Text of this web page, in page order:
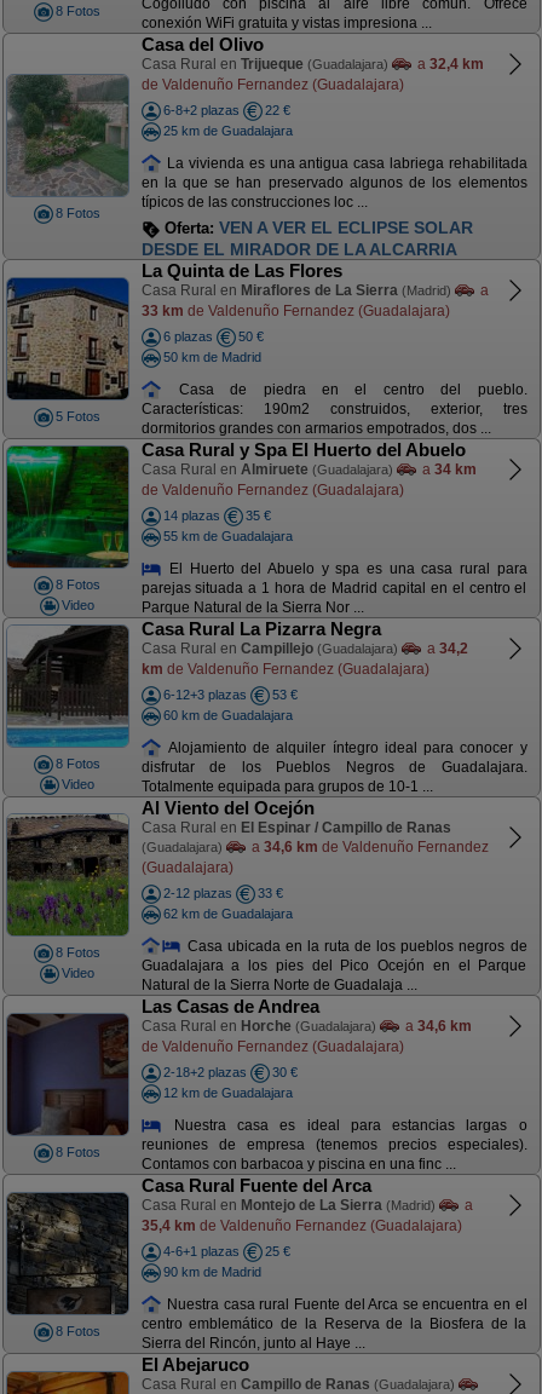
8 Fotos
Cogolludo con piscina al aire libre común. Ofrece
conexión WiFi gratuita y vistas impresiona ...
8 Fotos
Casa del Olivo
Casa Rural en Trijueque (Guadalajara) a 32,4 km
de Valdenuño Fernandez (Guadalajara)
6-8+2 plazas
22 €
25 km de Guadalajara
La vivienda es una antigua casa labriega rehabilitada
en la que se han preservado algunos de los elementos
típicos de las construcciones loc ...
Oferta: VEN A VER EL ECLIPSE SOLAR
DESDE EL MIRADOR DE LA ALCARRIA
5 Fotos
La Quinta de Las Flores
Casa Rural en Miraflores de La Sierra (Madrid)
a
33 km de Valdenuño Fernandez (Guadalajara)
6 plazas
50 €
50 km de Madrid
Casa de piedra en el centro del pueblo.
Características: 190m2 construidos, exterior, tres
dormitorios grandes con armarios empotrados, dos ...
8 Fotos
Video
Casa Rural y Spa El Huerto del Abuelo
Casa Rural en Almiruete (Guadalajara) a 34 km
de Valdenuño Fernandez (Guadalajara)
14 plazas
35 €
55 km de Guadalajara
El Huerto del Abuelo y spa es una casa rural para
parejas situada a 1 hora de Madrid capital en el centro el
Parque Natural de la Sierra Nor ...
8 Fotos
Video
Casa Rural La Pizarra Negra
Casa Rural en Campillejo (Guadalajara) a 34,2
km de Valdenuño Fernandez (Guadalajara)
6-12+3 plazas
53 €
60 km de Guadalajara
Alojamiento de alquiler íntegro ideal para conocer y
disfrutar de los Pueblos Negros de Guadalajara.
Totalmente equipada para grupos de 10-1 ...
8 Fotos
Video
Al Viento del Ocejón
Casa Rural en El Espinar / Campillo de Ranas
(Guadalajara) a 34,6 km de Valdenuño Fernandez
(Guadalajara)
2-12 plazas
33 €
62 km de Guadalajara
Casa ubicada en la ruta de los pueblos negros de
Guadalajara a los pies del Pico Ocejón en el Parque
Natural de la Sierra Norte de Guadalaja ...
8 Fotos
Las Casas de Andrea
Casa Rural en Horche (Guadalajara) a 34,6 km
de Valdenuño Fernandez (Guadalajara)
2-18+2 plazas
30 €
12 km de Guadalajara
Nuestra casa es ideal para estancias largas o
reuniones de empresa (tenemos precios especiales).
Contamos con barbacoa y piscina en una finc ...
8 Fotos
Casa Rural Fuente del Arca
Casa Rural en Montejo de La Sierra (Madrid)
a
35,4 km de Valdenuño Fernandez (Guadalajara)
4-6+1 plazas
25 €
90 km de Madrid
Nuestra casa rural Fuente del Arca se encuentra en el
centro emblemático de la Reserva de la Biosfera de la
Sierra del Rincón, junto al Haye ...
El Abejaruco
Casa Rural en Campillo de Ranas (Guadalajara)